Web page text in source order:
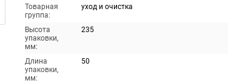
Товарная
группа:
уход и очистка
Высота
упаковки,
мм:
235
Длина
упаковки,
мм:
50